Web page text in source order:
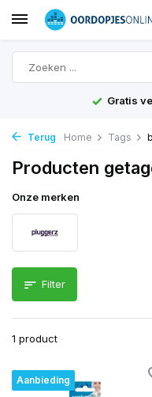
Gratis
Terug Home Tags
Producten
Onze merken
Filter
1 product
Aanbieding